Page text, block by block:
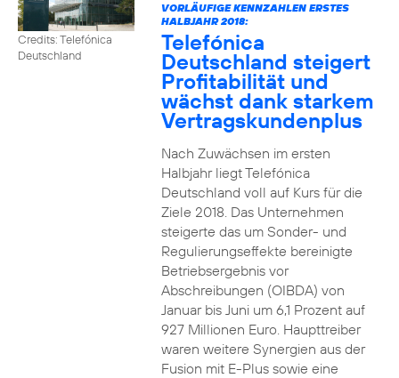
Credits: Telefónica
Deutschland
VORLÄUFIGE KENNZAHLEN ERSTES
HALBJAHR 2018:
Telefónica
Deutschland steigert
Profitabilität und
wächst dank starkem
Vertragskundenplus
Nach Zuwächsen im ersten
Halbjahr liegt Telefónica
Deutschland voll auf Kurs für die
Ziele 2018. Das Unternehmen
steigerte das um Sonder- und
Regulierungseffekte bereinigte
Betriebsergebnis vor
Abschreibungen (OIBDA) von
Januar bis Juni um 6,1 Prozent auf
927 Millionen Euro. Haupttreiber
waren weitere Synergien aus der
Fusion mit E-Plus sowie eine